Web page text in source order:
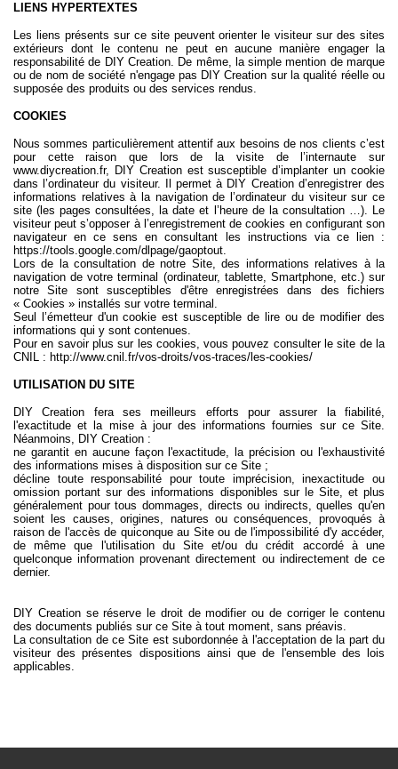
LIENS HYPERTEXTES
Les liens présents sur ce site peuvent orienter le visiteur sur des sites
extérieurs dont le contenu ne peut en aucune manière engager la
responsabilité de DIY Creation. De même, la simple mention de marque
ou de nom de société n'engage pas DIY Creation sur la qualité réelle ou
supposée des produits ou des services rendus.
COOKIES
Nous sommes particulièrement attentif aux besoins de nos clients c’est
pour cette raison que lors de la visite de l’internaute sur
www.diycreation.fr, DIY Creation est susceptible d’implanter un cookie
dans l’ordinateur du visiteur. Il permet à DIY Creation d’enregistrer des
informations relatives à la navigation de l’ordinateur du visiteur sur ce
site (les pages consultées, la date et l’heure de la consultation …). Le
visiteur peut s’opposer à l’enregistrement de cookies en configurant son
navigateur en ce sens en consultant les instructions via ce lien :
https://tools.google.com/dlpage/gaoptout.
Lors de la consultation de notre Site, des informations relatives à la
navigation de votre terminal (ordinateur, tablette, Smartphone, etc.) sur
notre Site sont susceptibles d'être enregistrées dans des fichiers
« Cookies » installés sur votre terminal.
Seul l’émetteur d'un cookie est susceptible de lire ou de modifier des
informations qui y sont contenues.
Pour en savoir plus sur les cookies, vous pouvez consulter le site de la
CNIL : http://www.cnil.fr/vos-droits/vos-traces/les-cookies/
UTILISATION DU SITE
DIY Creation fera ses meilleurs efforts pour assurer la fiabilité,
l'exactitude et la mise à jour des informations fournies sur ce Site.
Néanmoins, DIY Creation :
ne garantit en aucune façon l'exactitude, la précision ou l'exhaustivité
des informations mises à disposition sur ce Site ;
décline toute responsabilité pour toute imprécision, inexactitude ou
omission portant sur des informations disponibles sur le Site, et plus
généralement pour tous dommages, directs ou indirects, quelles qu'en
soient les causes, origines, natures ou conséquences, provoqués à
raison de l'accès de quiconque au Site ou de l'impossibilité d'y accéder,
de même que l'utilisation du Site et/ou du crédit accordé à une
quelconque information provenant directement ou indirectement de ce
dernier.
DIY Creation se réserve le droit de modifier ou de corriger le contenu
des documents publiés sur ce Site à tout moment, sans préavis.
La consultation de ce Site est subordonnée à l'acceptation de la part du
visiteur des présentes dispositions ainsi que de l'ensemble des lois
applicables.